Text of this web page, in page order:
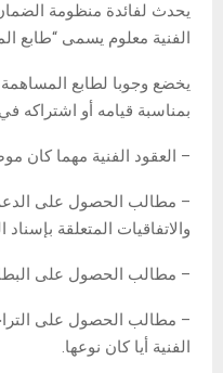
يحدث لفائدة منظومة
الفنية معلوم يسمى “طابع
يخضع وجوبا لطابع
بمناسبة قيامه أو اشتراكه في
– العقود الفنية مهما كان
– مطالب الحصول على
والاتفاقيات المتعلقة
– مطالب الحصول على
– مطالب الحصول على
الفنية أيا كان نوعها.